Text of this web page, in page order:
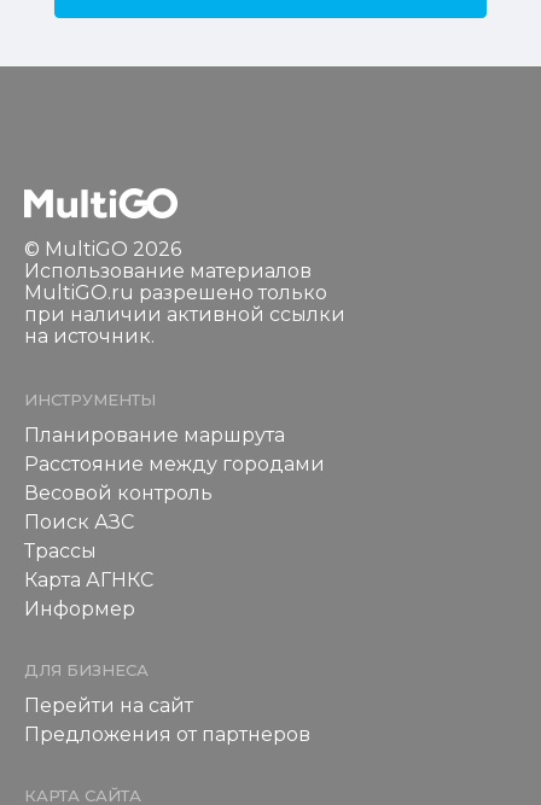
© MultiGO 2026
Использование материалов
MultiGO.ru разрешено только
при наличии активной ссылки
на источник.
ИНСТРУМЕНТЫ
Планирование маршрута
Расстояние между городами
Весовой контроль
Поиск АЗС
Трассы
Карта АГНКС
Информер
ДЛЯ БИЗНЕСА
Перейти на сайт
Предложения от партнеров
КАРТА САЙТА